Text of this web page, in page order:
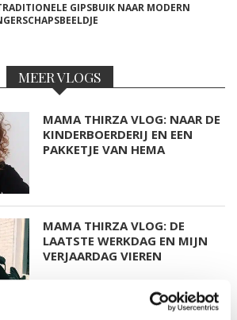
GIPSBUIK NAAR MODERN
MEER VLOGS
MAMA THIRZA VLOG: NAAR DE
KINDERBOERDERIJ EN EEN
PAKKETJE VAN HEMA
MAMA THIRZA VLOG: DE
LAATSTE WERKDAG EN MIJN
VERJAARDAG VIEREN